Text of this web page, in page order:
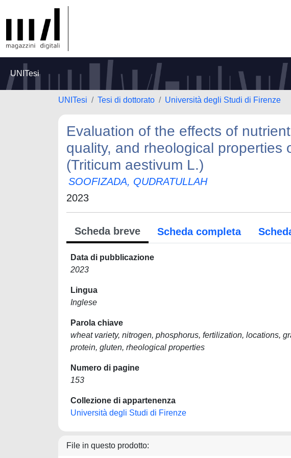
UNITesi
UNITesi Tesi di dottorato Università degli Studi di Firenze
Evaluation of the effects of
quality, and rheological properties
(Triticum aestivum L.)
SOOFIZADA, QUDRATULLAH
2023
Scheda breve Scheda completa
Data di pubblicazione
2023
Lingua
Inglese
Parola chiave
wheat variety, nitrogen, phosphorus, fertilization, locations,
protein, gluten, rheological properties
Numero di pagine
153
Collezione di appartenenza
Università degli Studi di Firenze
File in questo prodotto: